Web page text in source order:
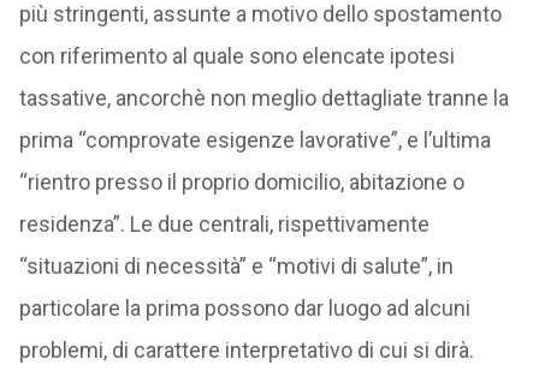
più stringenti, assunte a motivo dello spostamento
con riferimento al quale sono elencate ipotesi
tassative, ancorchè non meglio dettagliate tranne la
prima “comprovate esigenze lavorative”, e l’ultima
“rientro presso il proprio domicilio, abitazione o
residenza”. Le due centrali, rispettivamente
“situazioni di necessità” e “motivi di salute”, in
particolare la prima possono dar luogo ad alcuni
problemi, di carattere interpretativo di cui si dirà.